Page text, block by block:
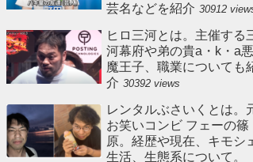
芸名などを紹介 30912
ヒロ三河とは。主催する
河幕府や弟の貴a・k・a悪
魔王子、職業についても
介 30392 views
レンタルぶさいくとは。
お笑いコンビ フェーの篠
原。経歴や現在、キモシ
生活、生態系について。